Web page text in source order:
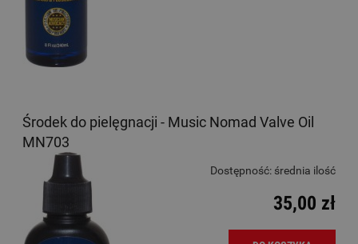
Środek do pielęgnacji - Music Nomad Valve Oil
MN703
Dostępność: średnia ilość
35,00 zł